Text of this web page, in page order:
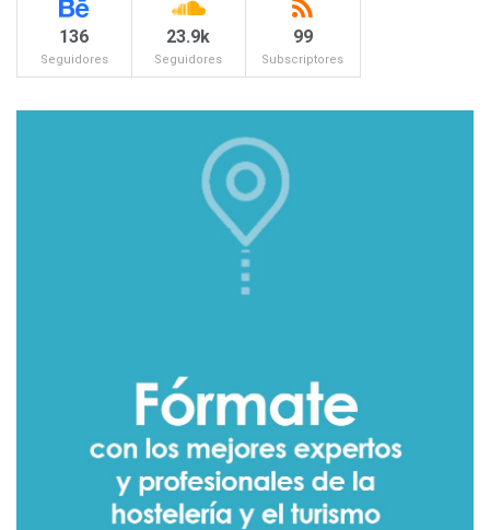
136
Seguidores
23.9k
Seguidores
99
Subscriptores